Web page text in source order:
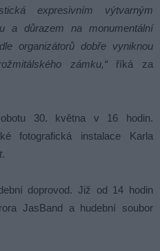
expresivním výtvarným
a důrazem na monumentální
organizátorů dobře vyniknou
zámku,“říká za
30. května v 16 hodin.
fotografická instalace Karla
.
doprovod. Již od 14 hodin
JasBand a hudební soubor